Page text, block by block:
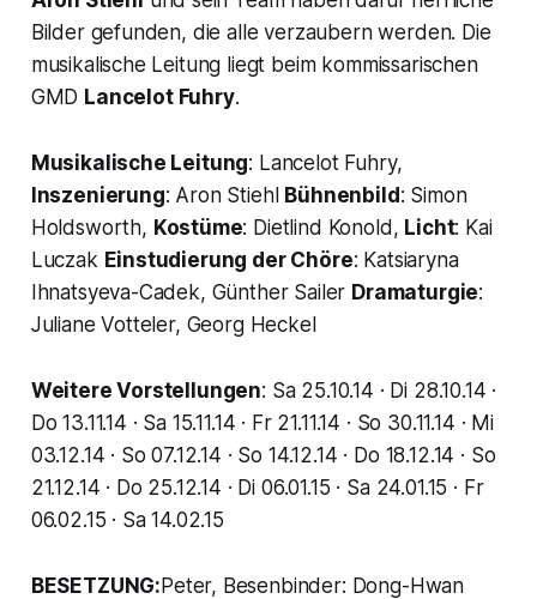
Bilder gefunden, die alle verzaubern werden. Die
musikalische Leitung liegt beim kommissarischen
GMD Lancelot Fuhry.
Musikalische Leitung: Lancelot Fuhry,
Inszenierung: Aron Stiehl Bühnenbild: Simon
Holdsworth, Kostüme: Dietlind Konold, Licht: Kai
Luczak Einstudierung der Chöre: Katsiaryna
Ihnatsyeva-Cadek, Günther Sailer Dramaturgie:
Juliane Votteler, Georg Heckel
Weitere Vorstellungen: Sa 25.10.14 · Di 28.10.14 ·
Do 13.11.14 · Sa 15.11.14 · Fr 21.11.14 · So 30.11.14 · Mi
03.12.14 · So 07.12.14 · So 14.12.14 · Do 18.12.14 · So
21.12.14 · Do 25.12.14 · Di 06.01.15 · Sa 24.01.15 · Fr
06.02.15 · Sa 14.02.15
BESETZUNG:Peter, Besenbinder: Dong-Hwan